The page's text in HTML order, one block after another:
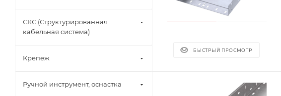
БЫСТРЫЙ ПРОСМОТР
СКС (Структурированная
кабельная система)
Крепеж
Ручной инструмент, оснастка